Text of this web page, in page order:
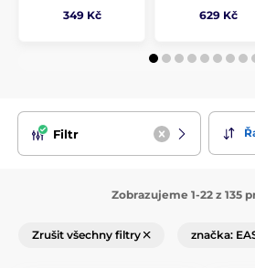
349 Kč
629 Kč
Filtr
Zobrazujeme 1-22 z 135
Zrušit všechny filtry značka: